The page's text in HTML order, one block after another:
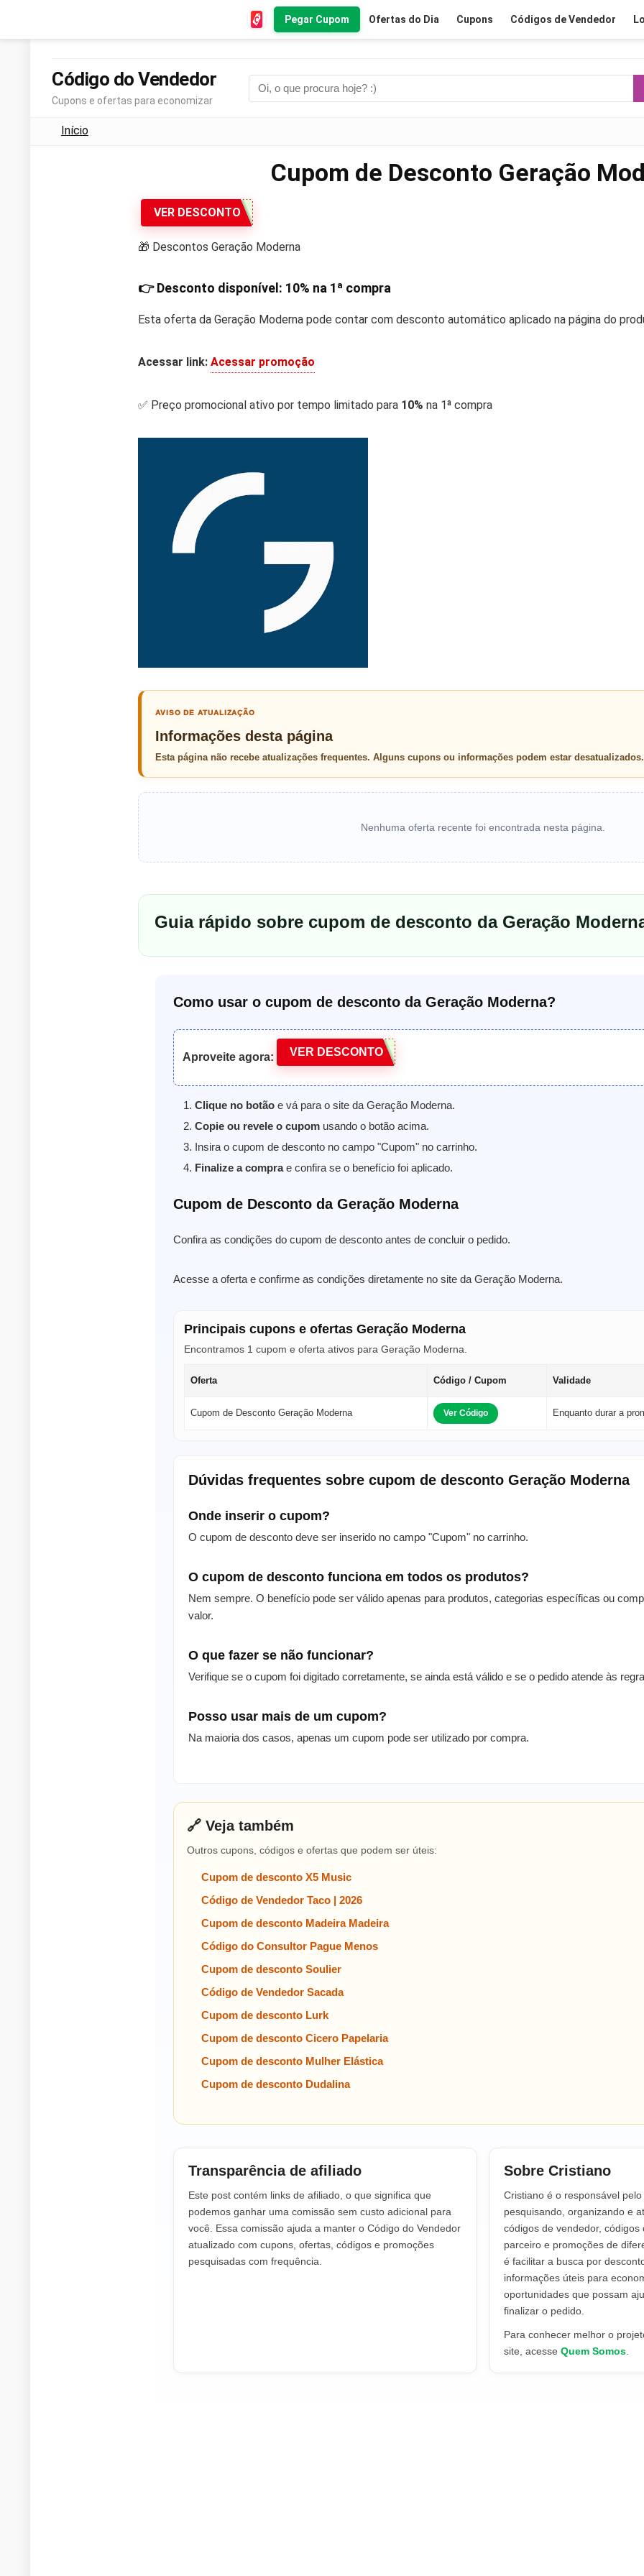
Pegar Cupom Ofertas do Dia Cupons Códigos de Vendedor
Código do Vendedor
Cupons e ofertas para economizar
Início
Cupom de Desconto Geração
VER DESCONTO
🎁 Descontos Geração Moderna
👉 Desconto disponível: 10% na 1ª compra
Esta oferta da Geração Moderna pode contar com desconto automático aplicado na página do
Acessar link: Acessar promoção
✅ Preço promocional ativo por tempo limitado para 10% na 1ª compra
AVISO DE ATUALIZAÇÃO
Informações desta página
Esta página não recebe atualizações frequentes. Alguns cupons ou informações podem estar desatualizados.
Nenhuma oferta recente foi encontrada nesta página.
Guia rápido sobre cupom de desconto da Geração
Como usar o cupom de desconto da Geração Moderna?
Aproveite agora: VER DESCONTO
Clique no botão e vá para o site da Geração Moderna.
Copie ou revele o cupom usando o botão acima.
Insira o cupom de desconto no campo "Cupom" no carrinho.
Finalize a comprae confira se o benefício foi aplicado.
Cupom de Desconto da Geração Moderna
Confira as condições do cupom de desconto antes de concluir o pedido.
Acesse a oferta e confirme as condições diretamente no site da Geração Moderna.
Principais cupons e ofertas Geração Moderna
Encontramos 1 cupom e oferta ativos para Geração Moderna.
Oferta Código / Cupom Validade
Cupom de Desconto Geração Moderna Ver Código Enquanto durar a
Dúvidas frequentes sobre cupom de desconto Geração Moderna
Onde inserir o cupom?
O cupom de desconto deve ser inserido no campo "Cupom" no carrinho.
O cupom de desconto funciona em todos os produtos?
Nem sempre. O benefício pode ser válido apenas para produtos, categorias específicas ou
valor.
O que fazer se não funcionar?
Verifique se o cupom foi digitado corretamente, se ainda está válido e se o pedido atende às
Posso usar mais de um cupom?
Na maioria dos casos, apenas um cupom pode ser utilizado por compra.
🔗 Veja também
Outros cupons, códigos e ofertas que podem ser úteis:
Cupom de desconto X5 Music
Código de Vendedor Taco | 2026
Cupom de desconto Madeira Madeira
Código do Consultor Pague Menos
Cupom de desconto Soulier
Código de Vendedor Sacada
Cupom de desconto Lurk
Cupom de desconto Cicero Papelaria
Cupom de desconto Mulher Elástica
Cupom de desconto Dudalina
Transparência de afiliado
Este post contém links de afiliado, o que significa que
podemos ganhar uma comissão sem custo adicional para
você. Essa comissão ajuda a manter o Código do Vendedor
atualizado com cupons, ofertas, códigos e promoções
pesquisadas com frequência.
Sobre Cristiano
Cristiano é o responsável
pesquisando, organizando e
códigos de vendedor,
parceiro e promoções de
é facilitar a busca por
informações úteis para
oportunidades que possam
finalizar o pedido.
Para conhecer melhor o
site, acesse Quem Somos